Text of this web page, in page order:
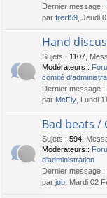
Dernier message :
par frerf59 , Jeudi
Hand
Sujets : 1107
Modérateurs :
comité
Dernier message :
par McFly , Lundi
Bad beats /
Sujets : 594
Modérateurs :
d'administration
Dernier message :
par job , Mardi 02